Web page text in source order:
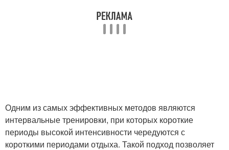
Одним из самых эффективных методов являются
интервальные тренировки, при которых короткие
периоды высокой интенсивности чередуются с
короткими периодами отдыха. Такой подход позволяет